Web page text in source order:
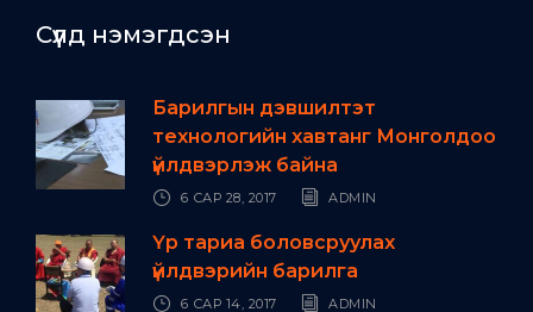
Сүүлд нэмэгдсэн
Барилгын дэвшилтэт
технологийн хавтанг Монголдоо
үйлдвэрлэж байна
6 САР 28, 2017 ADMIN
Үр тариа боловсруулах
үйлдвэрийн барилга
6 САР 14, 2017 ADMIN